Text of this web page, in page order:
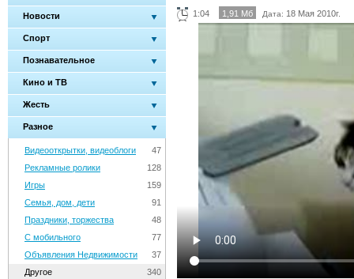
Новости
Спорт
Познавательное
Кино и ТВ
Жесть
Разное
47
Видеооткрытки, видеоблоги
128
Рекламные ролики
159
Игры
91
Семья, дом, дети
48
Праздники, торжества
77
С мобильного
37
Объявления Недвижимости
340
Другое
1:04 1,91 Мб Дата: 18 Мая 2010г.